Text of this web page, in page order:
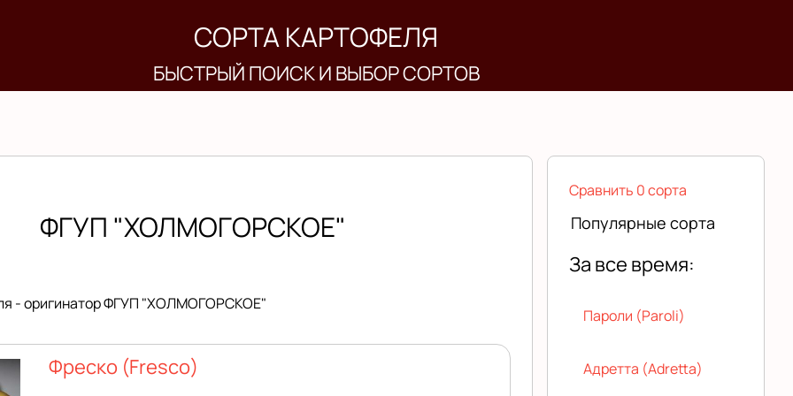
СОРТА КАРТОФЕЛЯ
БЫСТРЫЙ ПОИСК И ВЫБОР СОРТОВ
ФГУП "ХОЛМОГОРСКОЕ"
- оригинатор ФГУП "ХОЛМОГОРСКОЕ"
Фреско (Fresco)
Сравнить 0 сорта
Популярные сорта
За все время:
Пароли (Paroli)
Адретта (Adretta)